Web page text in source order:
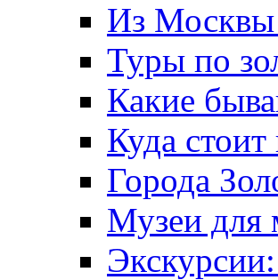
Из
Туры по
Какие
Куда стоит
Города
Музеи